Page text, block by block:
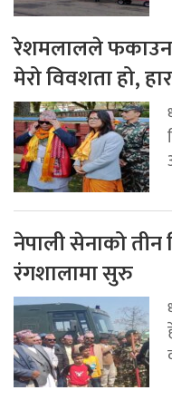
रेशमलालले फकाउन
मेरो विवशता हो,
नेपाली सेनाको तीन
रंगशालामा सुरु